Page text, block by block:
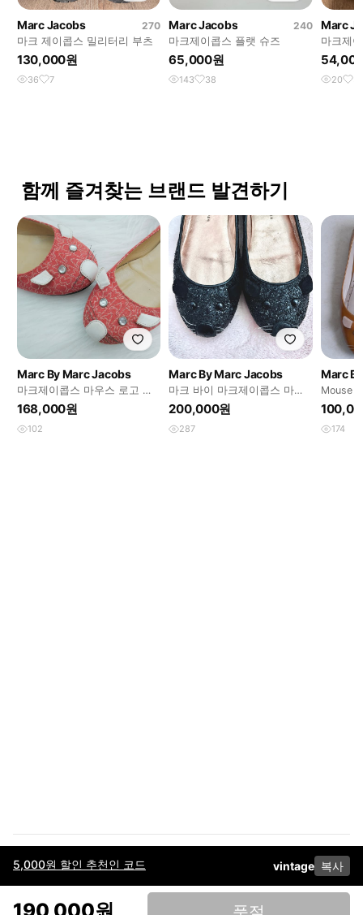
5,000원 할인 추천인 코드 vintage 복사
Marc Jacobs
270
마크 제이콥스 밀리터리 부츠
130,000원
36 7
Marc Jacobs
240
마크제이콥스 플랫 슈즈
65,000원
143 38
Marc
마크제
웨이드
20 5
함께 즐겨찾는 브랜드 발견하기
Marc By Marc Jacobs
마크제이콥스 마우스 로고 플
랫슈즈
168,000원
102
Marc By Marc Jacobs
마크 바이 마크제이콥스 마우
스 플랫슈즈
200,000원
287
Marc
Mouse
174
이용약관고객센터판매개인정보 처리방침사업자 정보다운로드